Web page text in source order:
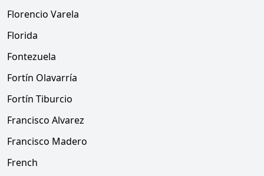
Florencio Varela
Florida
Fontezuela
Fortín Olavarría
Fortín Tiburcio
Francisco Alvarez
Francisco Madero
French